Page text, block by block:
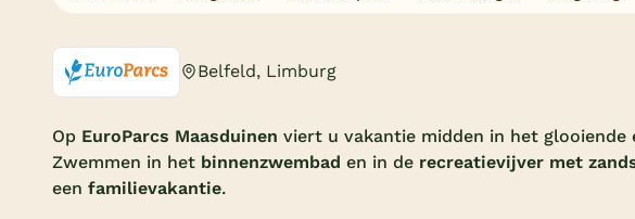
Belfeld, Limburg
Op EuroParcs Maasduinen viert u vakantie midden in het
Zwemmen in het binnenzwembad en in de recreatievijver met
een familievakantie.